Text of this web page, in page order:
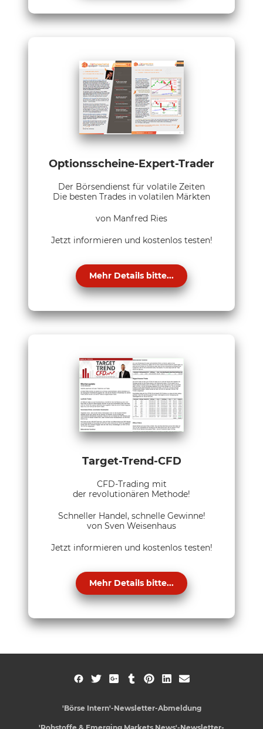
Optionsscheine-Expert-Trader
Der Börsendienst für volatile Zeiten
Die besten Trades in volatilen Märkten
von Manfred Ries
Jetzt informieren und kostenlos testen!
Mehr Details bitte...
Target-Trend-CFD
CFD-Trading mit
der revolutionären Methode!
Schneller Handel, schnelle Gewinne!
von Sven Weisenhaus
Jetzt informieren und kostenlos testen!
Mehr Details bitte...
'Börse Intern'-Newsletter-Abmeldung
'Rohstoffe & Emerging Markets News'-Newsletter-